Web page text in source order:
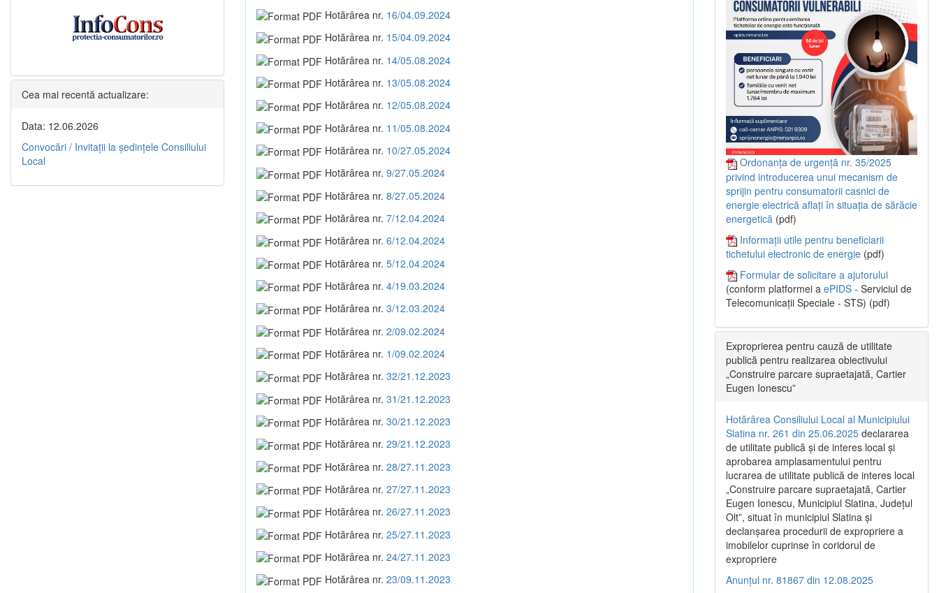
Hotărârea nr. 16/04.09.2024
Hotărârea nr. 15/04.09.2024
Hotărârea nr. 14/05.08.2024
Hotărârea nr. 13/05.08.2024
Hotărârea nr. 12/05.08.2024
Hotărârea nr. 11/05.08.2024
Hotărârea nr. 10/27.05.2024
Hotărârea nr. 9/27.05.2024
Hotărârea nr. 8/27.05.2024
Hotărârea nr. 7/12.04.2024
Hotărârea nr. 6/12.04.2024
Hotărârea nr. 5/12.04.2024
Hotărârea nr. 4/19.03.2024
Hotărârea nr. 3/12.03.2024
Hotărârea nr. 2/09.02.2024
Hotărârea nr. 1/09.02.2024
Hotărârea nr. 32/21.12.2023
Hotărârea nr. 31/21.12.2023
Hotărârea nr. 30/21.12.2023
Hotărârea nr. 29/21.12.2023
Hotărârea nr. 28/27.11.2023
Hotărârea nr. 27/27.11.2023
Hotărârea nr. 26/27.11.2023
Hotărârea nr. 25/27.11.2023
Hotărârea nr. 24/27.11.2023
Hotărârea nr. 23/09.11.2023
Cea mai recentă actualizare:
Data: 12.06.2026
Convocări / Invitaţii la şedinţele Consiliului
Local
Ordonanța de urgență nr. 35/2025
privind introducerea unui mecanism de
sprijin pentru consumatorii casnici de
energie electrică aflați în situația de sărăcie
energetică (pdf)
Informații utile pentru beneficiarii
tichetului electronic de energie (pdf)
Formular de solicitare a ajutorului
(conform platformei a ePIDS - Serviciul de
Telecomunicații Speciale - STS) (pdf)
Exproprierea pentru cauză de utilitate
publică pentru realizarea obiectivului
„Construire parcare supraetajată, Cartier
Eugen Ionescu”
Hotărârea Consiliului Local al Municipiului
Slatina nr. 261 din 25.06.2025 declararea
de utilitate publică și de interes local și
aprobarea amplasamentului pentru
lucrarea de utilitate publică de interes local
„Construire parcare supraetajată, Cartier
Eugen Ionescu, Municipiul Slatina, Județul
Olt”, situat în municipiul Slatina și
declanșarea procedurii de expropriere a
imobilelor cuprinse în coridorul de
expropriere
Anunțul nr. 81867 din 12.08.2025